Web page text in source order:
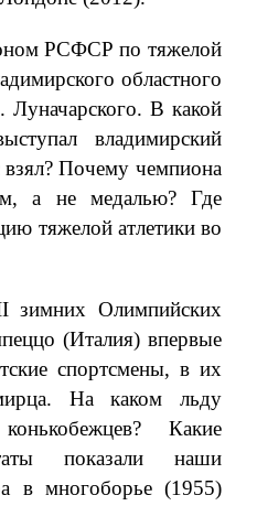
РСФСР по тяжелой
областного
В какой
владимирский
взял? Почему чемпиона
а не медалью? Где
тяжелой атлетики во
зимних Олимпийских
(Италия) впервые
спортсмены, в их
На каком льду
Какие
показали наши
в многоборье (1955)